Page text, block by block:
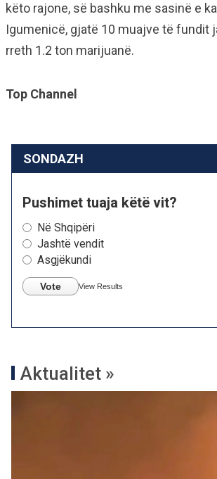
këto rajone, së bashku me sasinë e
Igumenicë, gjatë 10 muajve të fundit
rreth 1.2 ton marijuanë.
Top Channel
SONDAZH
Pushimet tuaja këtë vit?
Në Shqipëri
Jashtë vendit
Asgjëkundi
Vote View Results
Aktualitet »